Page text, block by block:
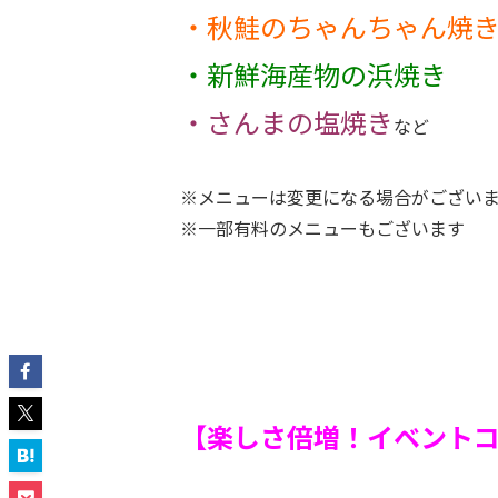
・秋鮭のちゃんちゃん焼き
・新鮮海産物の浜焼き
・さんまの塩焼きなど
※メニューは変更になる場合がござい
※一部有料のメニューもございます
【楽しさ倍増！イベント